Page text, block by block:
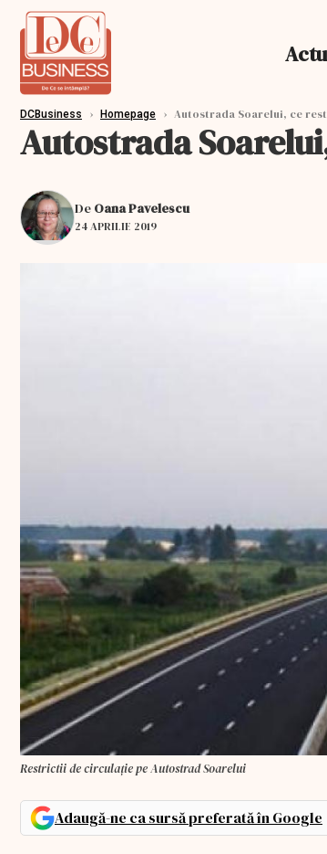
DCBusiness › Homepage › Autostrada Soarelui, ce
Autostrada
De Oana Pavelescu
24 APRILIE 2019
Restrictii de circulație pe Autostrad Soarelui
Adaugă-ne ca sursă preferată în Google